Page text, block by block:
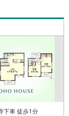
下車 徒歩1分